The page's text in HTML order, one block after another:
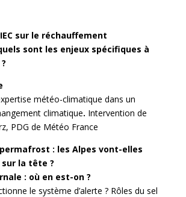
sur le réchauffement
sont les enjeux spécifiques à
météo-climatique dans un
climatique. Intervention de
PDG de Météo France
: les Alpes vont-elles
la tête ?
: où en est-on ?
le système d’alerte ? Rôles du sel